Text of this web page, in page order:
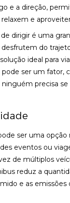
e a direção,
e
dirigir é uma
do
ideal para
ser um fator,
ninguém precisa
ser uma opção
eventos ou
de múltiplos
reduz a
e as emissões